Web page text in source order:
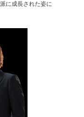
に成長された姿に